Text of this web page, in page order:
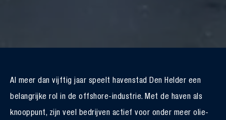
Al meer dan vijftig jaar speelt havenstad Den Helder een
belangrijke rol in de offshore-industrie. Met de haven als
knooppunt, zijn veel bedrijven actief voor onder meer olie-